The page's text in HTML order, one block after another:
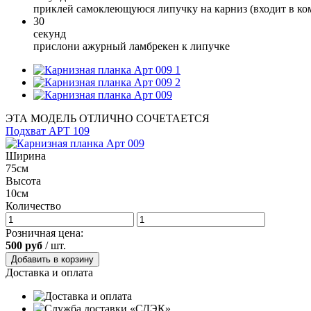
приклей самоклеющуюся липучку на карниз (входит в
30
секунд
прислони ажурный ламбрекен к липучке
1
2
ЭТА МОДЕЛЬ ОТЛИЧНО СОЧЕТАЕТСЯ
Подхват АРТ 109
Ширина
75см
Высота
10см
Количество
Розничная цена:
500 руб / шт.
Добавить в корзину
Доставка и оплата